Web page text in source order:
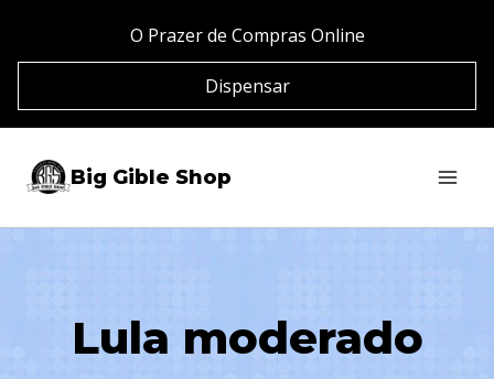
Conteúdo
O Prazer de Compras Online
Dispensar
Big Gible Shop
Lula moderado